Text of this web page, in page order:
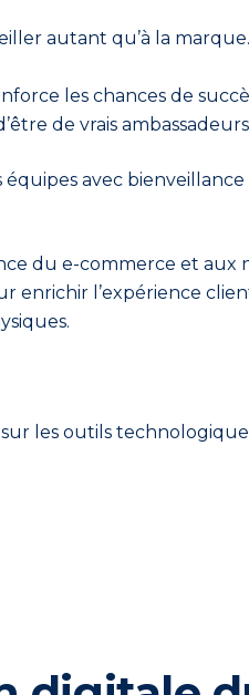
autant qu’à la
les chances de
de vrais
équipes avec
du e-commerce et aux
l’expérience
les outils